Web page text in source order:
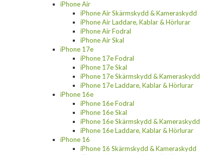
iPhone Air
iPhone Air Skärmskydd & Kameraskydd
iPhone Air Laddare, Kablar & Hörlurar
iPhone Air Fodral
iPhone Air Skal
iPhone 17e
iPhone 17e Fodral
iPhone 17e Skal
iPhone 17e Skärmskydd & Kameraskydd
iPhone 17e Laddare, Kablar & Hörlurar
iPhone 16e
iPhone 16e Fodral
iPhone 16e Skal
iPhone 16e Skärmskydd & Kameraskydd
iPhone 16e Laddare, Kablar & Hörlurar
iPhone 16
iPhone 16 Skärmskydd & Kameraskydd